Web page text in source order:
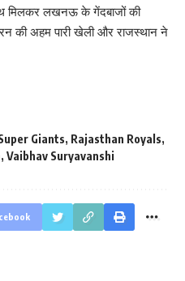
मिलकर लखनऊ के गेंदबाजों की
की अहम पारी खेली और राजस्थान ने
Giants, Rajasthan Royals,
, Vaibhav Suryavanshi